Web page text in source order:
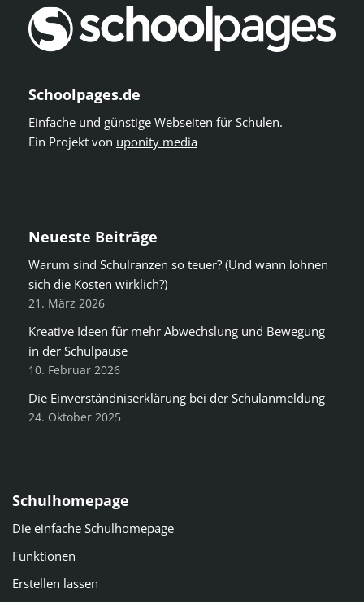
Schoolpages.de
Einfache und günstige Webseiten für Schulen.
Ein Projekt von uponity media
Neueste Beiträge
Warum sind Schulranzen so teuer? (Und wann lohnen
sich die Kosten wirklich?)
21. März 2026
Kreative Ideen für mehr Abwechslung und Bewegung
in der Schulpause
10. Februar 2026
Die Einverständniserklärung bei der Schulanmeldung
24. Oktober 2025
Schulhomepage
Die einfache Schulhomepage
Funktionen
Erstellen lassen